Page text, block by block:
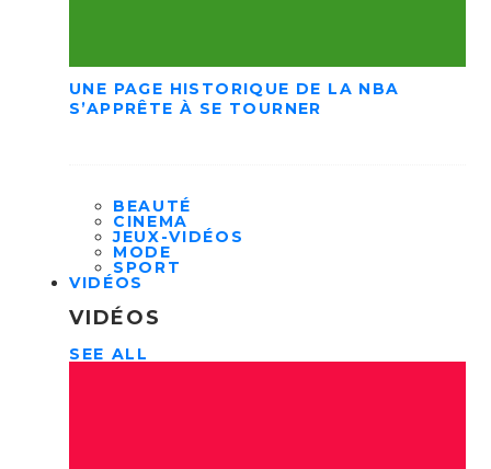
UNE PAGE HISTORIQUE DE LA NBA
S’APPRÊTE À SE TOURNER
BEAUTÉ
CINEMA
JEUX-VIDÉOS
MODE
SPORT
VIDÉOS
VIDÉOS
SEE ALL